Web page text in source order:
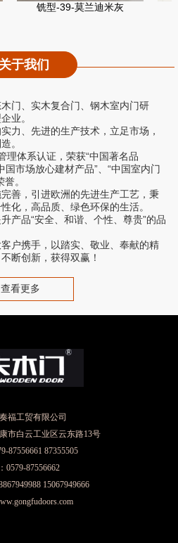
铣型-39-莫兰迪米灰
关于我们
门、实木复合门、钢木室内门研
业。
力、先进的生产技术，立足市场，
。
理体系认证，荣获“中国著名品
国市场放心建材产品”、“中国室内门
。
善，引进欧洲的先进生产工艺，秉
化，高品质、绿色环保的生活。
产品“安全、和谐、个性、尊贵”的品
户携手，以踏实、敬业、奉献的精
断创新，获得双赢！
查看更多
福工贸有限公司
市白云工业区云东路13号
87556661 87355505
0579-87556662
15067949666